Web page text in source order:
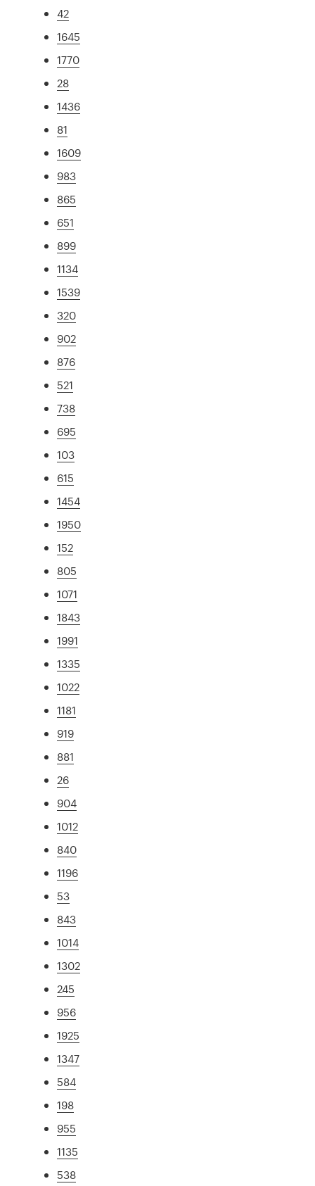
42
1645
1770
28
1436
81
1609
983
865
651
899
1134
1539
320
902
876
521
738
695
103
615
1454
1950
152
805
1071
1843
1991
1335
1022
1181
919
881
26
904
1012
840
1196
53
843
1014
1302
245
956
1925
1347
584
198
955
1135
538